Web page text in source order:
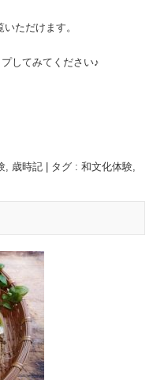
ただけます。
してみてください♪
, 歳時記 タグ : 和文化体験,